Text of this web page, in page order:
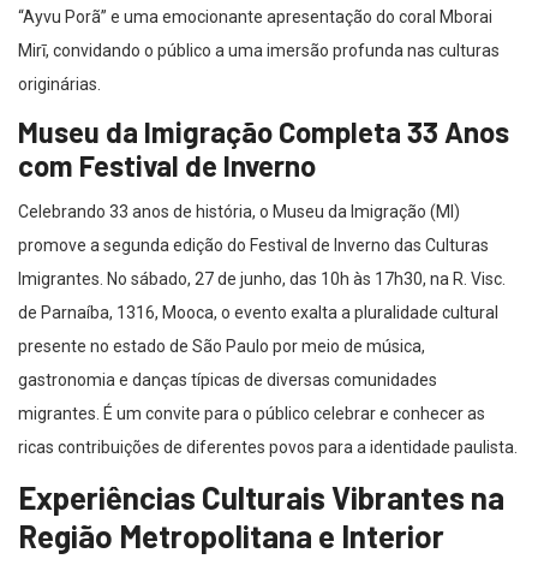
“Ayvu Porã” e uma emocionante apresentação do coral Mborai
Mirī, convidando o público a uma imersão profunda nas culturas
originárias.
Museu da Imigração Completa 33 Anos
com Festival de Inverno
Celebrando 33 anos de história, o Museu da Imigração (MI)
promove a segunda edição do Festival de Inverno das Culturas
Imigrantes. No sábado, 27 de junho, das 10h às 17h30, na R. Visc.
de Parnaíba, 1316, Mooca, o evento exalta a pluralidade cultural
presente no estado de São Paulo por meio de música,
gastronomia e danças típicas de diversas comunidades
migrantes. É um convite para o público celebrar e conhecer as
ricas contribuições de diferentes povos para a identidade paulista.
Experiências Culturais Vibrantes na
Região Metropolitana e Interior